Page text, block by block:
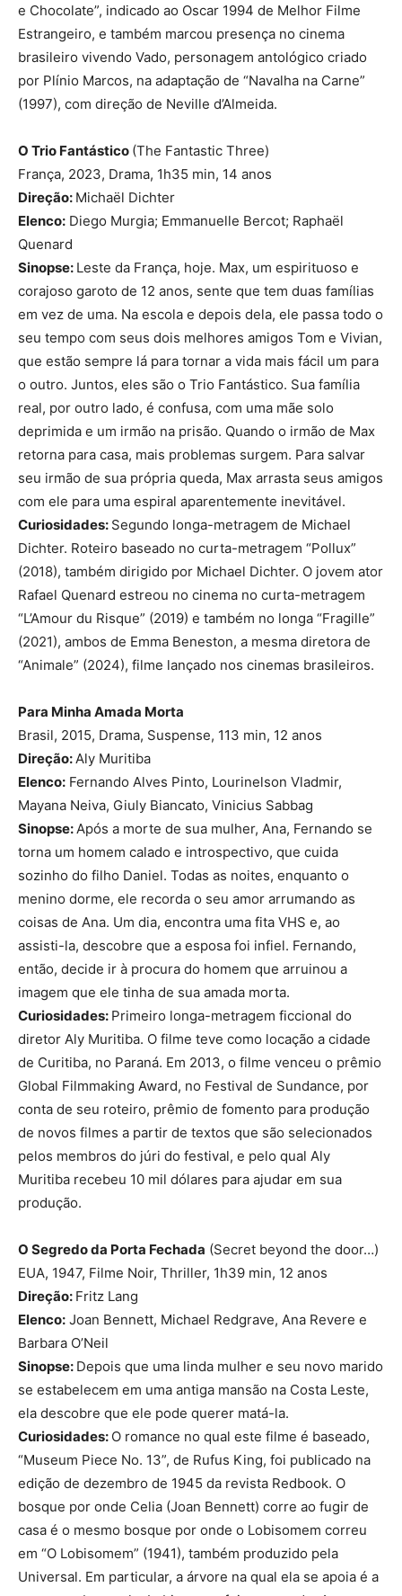
e Chocolate”, indicado ao Oscar 1994 de Melhor Filme
Estrangeiro, e também marcou presença no cinema
brasileiro vivendo Vado, personagem antológico criado
por Plínio Marcos, na adaptação de “Navalha na Carne”
(1997), com direção de Neville d’Almeida.
O Trio Fantástico (The Fantastic Three)
França, 2023, Drama, 1h35 min, 14 anos
Direção: Michaël Dichter
Elenco: Diego Murgia; Emmanuelle Bercot; Raphaël
Quenard
Sinopse: Leste da França, hoje. Max, um espirituoso e
corajoso garoto de 12 anos, sente que tem duas famílias
em vez de uma. Na escola e depois dela, ele passa todo o
seu tempo com seus dois melhores amigos Tom e Vivian,
que estão sempre lá para tornar a vida mais fácil um para
o outro. Juntos, eles são o Trio Fantástico. Sua família
real, por outro lado, é confusa, com uma mãe solo
deprimida e um irmão na prisão. Quando o irmão de Max
retorna para casa, mais problemas surgem. Para salvar
seu irmão de sua própria queda, Max arrasta seus amigos
com ele para uma espiral aparentemente inevitável.
Curiosidades: Segundo longa-metragem de Michael
Dichter. Roteiro baseado no curta-metragem “Pollux”
(2018), também dirigido por Michael Dichter. O jovem ator
Rafael Quenard estreou no cinema no curta-metragem
“L’Amour du Risque” (2019) e também no longa “Fragille”
(2021), ambos de Emma Beneston, a mesma diretora de
“Animale” (2024), filme lançado nos cinemas brasileiros.
Para Minha Amada Morta
Brasil, 2015, Drama, Suspense, 113 min, 12 anos
Direção: Aly Muritiba
Elenco: Fernando Alves Pinto, Lourinelson Vladmir,
Mayana Neiva, Giuly Biancato, Vinicius Sabbag
Sinopse: Após a morte de sua mulher, Ana, Fernando se
torna um homem calado e introspectivo, que cuida
sozinho do filho Daniel. Todas as noites, enquanto o
menino dorme, ele recorda o seu amor arrumando as
coisas de Ana. Um dia, encontra uma fita VHS e, ao
assisti-la, descobre que a esposa foi infiel. Fernando,
então, decide ir à procura do homem que arruinou a
imagem que ele tinha de sua amada morta.
Curiosidades: Primeiro longa-metragem ficcional do
diretor Aly Muritiba. O filme teve como locação a cidade
de Curitiba, no Paraná. Em 2013, o filme venceu o prêmio
Global Filmmaking Award, no Festival de Sundance, por
conta de seu roteiro, prêmio de fomento para produção
de novos filmes a partir de textos que são selecionados
pelos membros do júri do festival, e pelo qual Aly
Muritiba recebeu 10 mil dólares para ajudar em sua
produção.
O Segredo da Porta Fechada (Secret beyond the door…)
EUA, 1947, Filme Noir, Thriller, 1h39 min, 12 anos
Direção: Fritz Lang
Elenco: Joan Bennett, Michael Redgrave, Ana Revere e
Barbara O’Neil
Sinopse: Depois que uma linda mulher e seu novo marido
se estabelecem em uma antiga mansão na Costa Leste,
ela descobre que ele pode querer matá-la.
Curiosidades: O romance no qual este filme é baseado,
“Museum Piece No. 13”, de Rufus King, foi publicado na
edição de dezembro de 1945 da revista Redbook. O
bosque por onde Celia (Joan Bennett) corre ao fugir de
casa é o mesmo bosque por onde o Lobisomem correu
em “O Lobisomem” (1941), também produzido pela
Universal. Em particular, a árvore na qual ela se apoia é a